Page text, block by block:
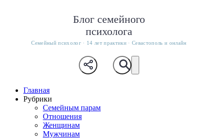
Блог семейного
психолога
Семейный психолог · 14 лет практики · Севастополь и онлайн
Главная
Рубрики
Семейным парам
Отношения
Женщинам
Мужчинам